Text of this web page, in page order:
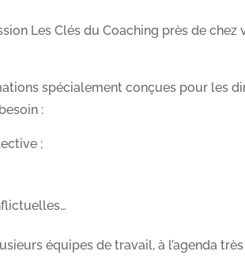
Les Clés du Coaching près de chez
spécialement conçues pour les
:
;
équipes de travail, à l’agenda